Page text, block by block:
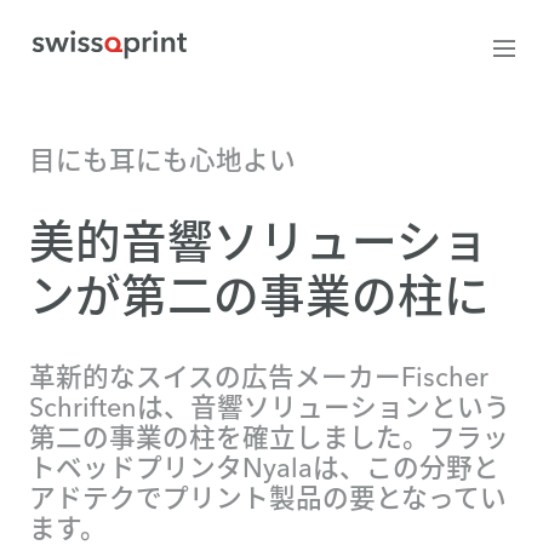
目にも耳にも心地よい
美的音響ソリューショ
ンが第二の事業の柱に
革新的なスイスの広告メーカーFischer
Schriftenは、音響ソリューションという
第二の事業の柱を確立しました。フラッ
トベッドプリンタNyalaは、この分野と
アドテクでプリント製品の要となってい
ます。